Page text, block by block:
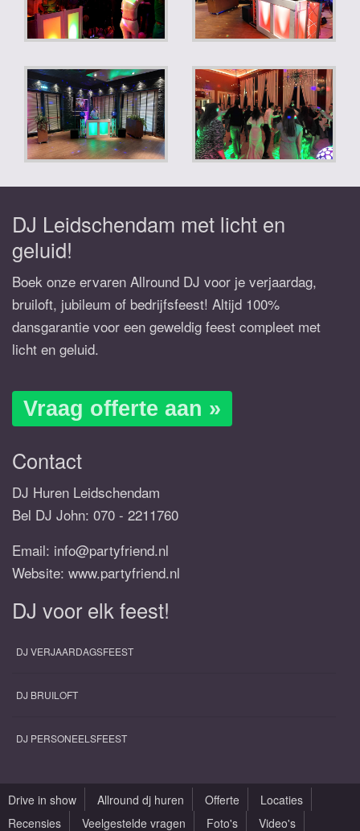
DJ Leidschendam met licht en
geluid!
Boek onze ervaren Allround DJ voor je verjaardag,
bruiloft, jubileum of bedrijfsfeest! Altijd 100%
dansgarantie voor een geweldig feest compleet met
licht en geluid.
Vraag offerte aan »
Contact
DJ Huren Leidschendam
Bel DJ John: 070 - 2211760
Email: info@partyfriend.nl
Website: www.partyfriend.nl
DJ voor elk feest!
DJ VERJAARDAGSFEEST
DJ BRUILOFT
DJ PERSONEELSFEEST
Drive in show Allround dj huren Offerte
Locaties
Recensies
Veelgestelde vragen Foto's Video's